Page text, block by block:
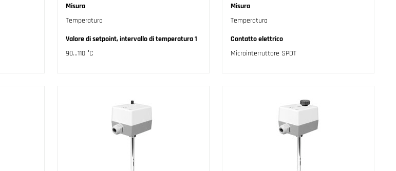
Misura
Temperatura
Valore di setpoint, intervallo di temperatura 1
90...110 °C
Misura
Temperatura
Contatto elettrico
Microinterruttore SPDT